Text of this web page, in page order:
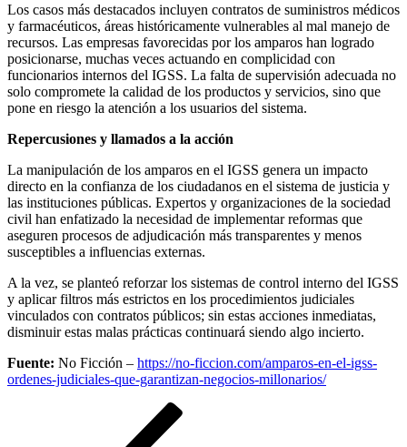
Los casos más destacados incluyen contratos de suministros médicos
y farmacéuticos, áreas históricamente vulnerables al mal manejo de
recursos. Las empresas favorecidas por los amparos han logrado
posicionarse, muchas veces actuando en complicidad con
funcionarios internos del IGSS. La falta de supervisión adecuada no
solo compromete la calidad de los productos y servicios, sino que
pone en riesgo la atención a los usuarios del sistema.
Repercusiones y llamados a la acción
La manipulación de los amparos en el IGSS genera un impacto
directo en la confianza de los ciudadanos en el sistema de justicia y
las instituciones públicas. Expertos y organizaciones de la sociedad
civil han enfatizado la necesidad de implementar reformas que
aseguren procesos de adjudicación más transparentes y menos
susceptibles a influencias externas.
A la vez, se planteó reforzar los sistemas de control interno del IGSS
y aplicar filtros más estrictos en los procedimientos judiciales
vinculados con contratos públicos; sin estas acciones inmediatas,
disminuir estas malas prácticas continuará siendo algo incierto.
Fuente: No Ficción – https://no-ficcion.com/amparos-en-el-igss-
ordenes-judiciales-que-garantizan-negocios-millonarios/